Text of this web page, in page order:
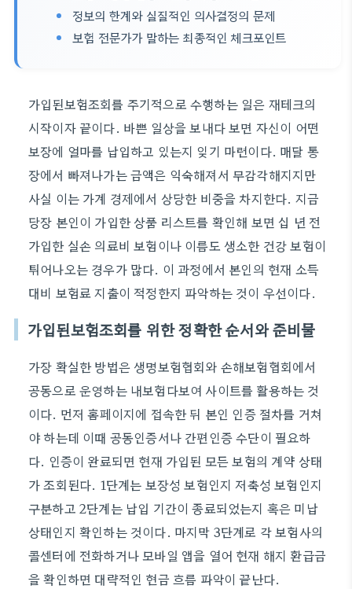
정보의 한계와 실질적인 의사결정의 문제
보험 전문가가 말하는 최종적인 체크포인트
가입된보험조회를 주기적으로 수행하는 일은 재테크의
시작이자 끝이다. 바쁜 일상을 보내다 보면 자신이 어떤
보장에 얼마를 납입하고 있는지 잊기 마련이다. 매달 통
장에서 빠져나가는 금액은 익숙해져서 무감각해지지만
사실 이는 가계 경제에서 상당한 비중을 차지한다. 지금
당장 본인이 가입한 상품 리스트를 확인해 보면 십 년 전
가입한 실손 의료비 보험이나 이름도 생소한 건강 보험이
튀어나오는 경우가 많다. 이 과정에서 본인의 현재 소득
대비 보험료 지출이 적정한지 파악하는 것이 우선이다.
가입된보험조회를 위한 정확한 순서와 준비물
가장 확실한 방법은 생명보험협회와 손해보험협회에서
공동으로 운영하는 내보험다보여 사이트를 활용하는 것
이다. 먼저 홈페이지에 접속한 뒤 본인 인증 절차를 거쳐
야 하는데 이때 공동인증서나 간편인증 수단이 필요하
다. 인증이 완료되면 현재 가입된 모든 보험의 계약 상태
가 조회된다. 1단계는 보장성 보험인지 저축성 보험인지
구분하고 2단계는 납입 기간이 종료되었는지 혹은 미납
상태인지 확인하는 것이다. 마지막 3단계로 각 보험사의
콜센터에 전화하거나 모바일 앱을 열어 현재 해지 환급금
을 확인하면 대략적인 현금 흐름 파악이 끝난다.